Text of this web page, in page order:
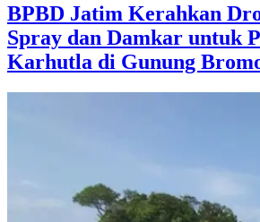
BPBD Jatim Kerahkan
Spray dan Damkar untuk
Karhutla di Gunung